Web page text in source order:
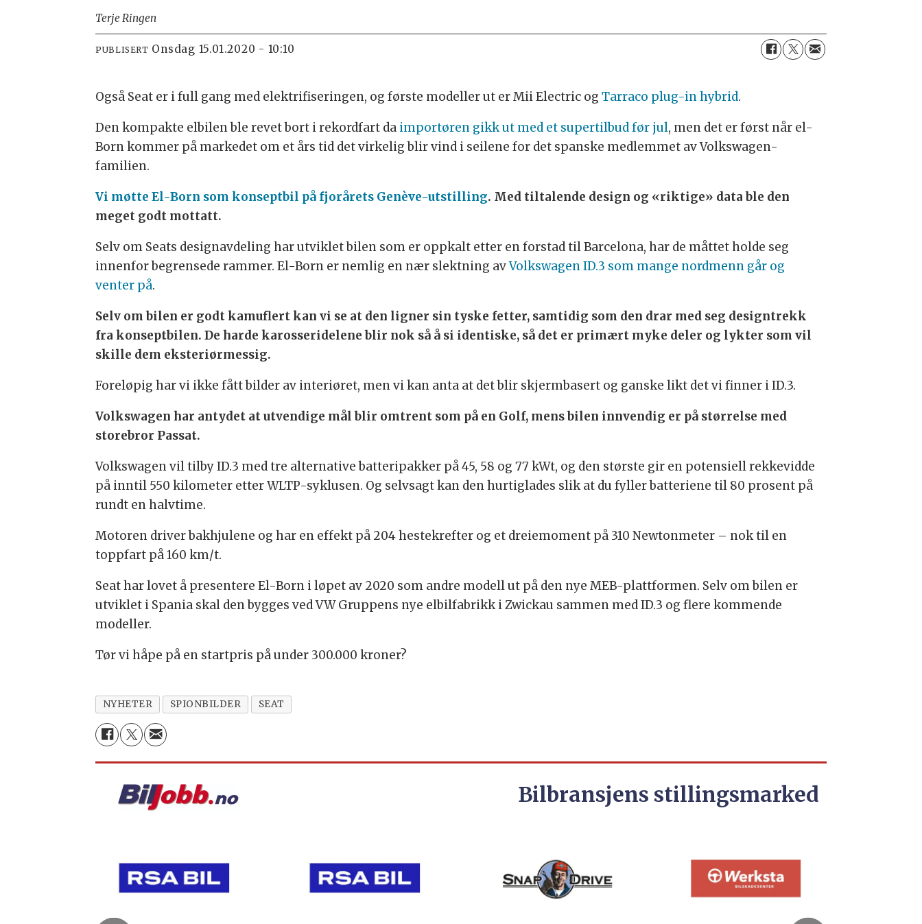
Terje Ringen
PUBLISERT onsdag 15.01.2020 - 10:10
Også Seat er i full gang med elektrifiseringen, og første modeller ut er Mii Electric ogTarraco plug-in hybrid.
Den kompakte elbilen ble revet bort i rekordfart da importøren gikk ut med et supertilbud før jul, men det er først når el-
Born kommer på markedet om et års tid det virkelig blir vind i seilene for det spanske medlemmet av Volkswagen-
familien.
Vi møtte El-Born som konseptbil på fjorårets Genève-utstilling. Med tiltalende design og «riktige» data ble den
meget godt mottatt.
Selv om Seats designavdeling har utviklet bilen som er oppkalt etter en forstad til Barcelona, har de måttet holde seg
innenfor begrensede rammer. El-Born er nemlig en nær slektning avVolkswagen ID.3 som mange nordmenn går og
venter på.
Selv om bilen er godt kamuflert kan vi se at den ligner sin tyske fetter, samtidig som den drar med seg designtrekk
fra konseptbilen. De harde karosseridelene blir nok så å si identiske, så det er primært myke deler og lykter som vil
skille dem eksteriørmessig.
Foreløpig har vi ikke fått bilder av interiøret, men vi kan anta at det blir skjermbasert og ganske likt det vi finner i ID.3.
Volkswagen har antydet at utvendige mål blir omtrent som på en Golf, mens bilen innvendig er på størrelse med
storebror Passat.
Volkswagen vil tilby ID.3 med tre alternative batteripakker på 45, 58 og 77 kWt, og den største gir en potensiell rekkevidde
på inntil 550 kilometer etter WLTP-syklusen. Og selvsagt kan den hurtiglades slik at du fyller batteriene til 80 prosent på
rundt en halvtime.
Motoren driver bakhjulene og har en effekt på 204 hestekrefter og et dreiemoment på 310 Newtonmeter – nok til en
toppfart på 160 km/t.
Seat har lovet å presentere El-Born i løpet av 2020 som andre modell ut på den nye MEB-plattformen. Selv om bilen er
utviklet i Spania skal den bygges ved VW Gruppens nye elbilfabrikk i Zwickau sammen med ID.3 og flere kommende
modeller.
Tør vi håpe på en startpris på under 300.000 kroner?
NYHETER SPIONBILDER SEAT
Bilbransjens stillingsmarked